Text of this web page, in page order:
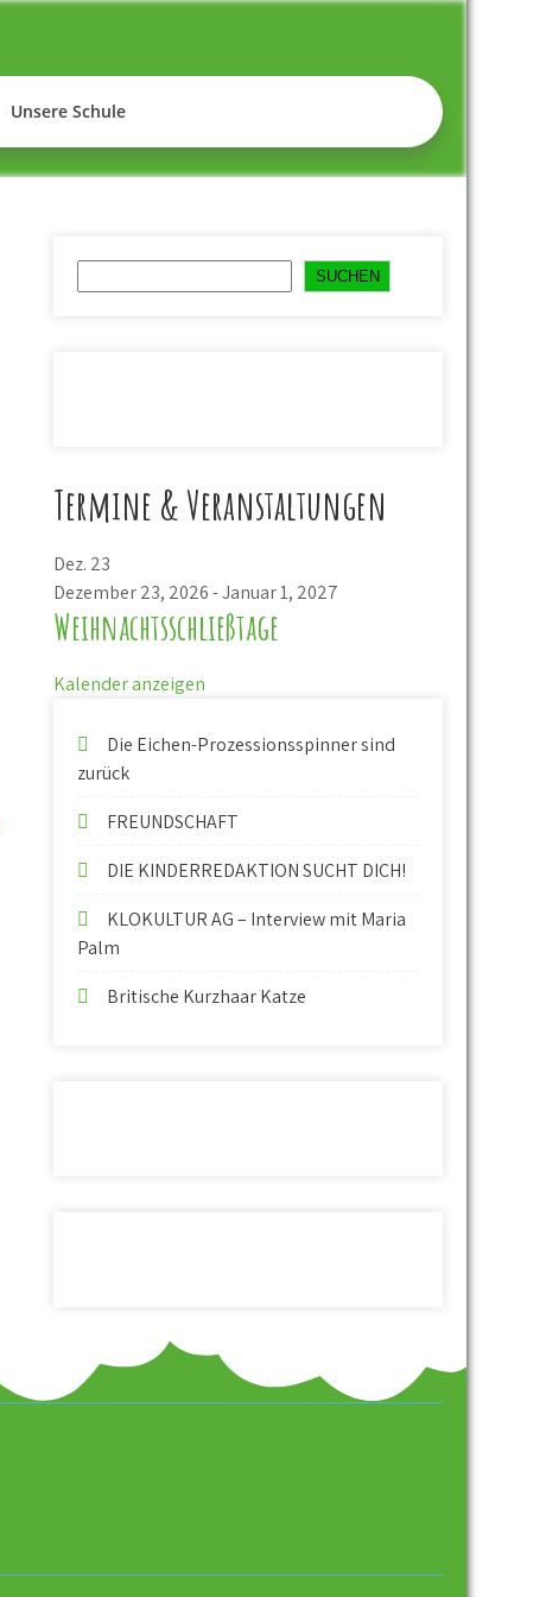
Unsere Schule
SUCHEN
Termine & Veranstaltungen
Dez. 23
Dezember 23, 2026-Januar 1, 2027
Weihnachtsschließtage
Kalender anzeigen
Die Eichen-Prozessionsspinner sind
zurück
FREUNDSCHAFT
DIE KINDERREDAKTION SUCHT DICH!
KLOKULTUR AG – Interview mit Maria
Palm
Britische Kurzhaar Katze